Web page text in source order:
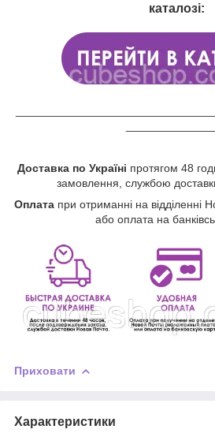
каталозі:
Доставка по Україні протягом 48
замовлення, службою
Оплата при отриманні на відділенні
або оплата на
Приховати
Характеристики